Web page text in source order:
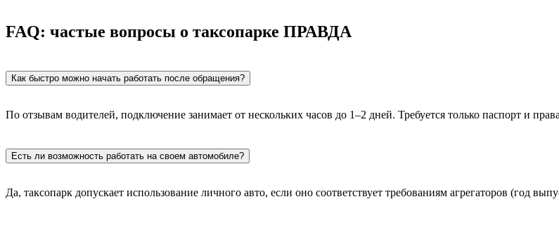
FAQ: частые вопросы о таксопарке ПРАВДА
Как быстро можно начать работать после обращения?
По отзывам водителей, подключение занимает от нескольких часов до 1–2 дней. Требуется только паспорт и
Есть ли возможность работать на своем автомобиле?
Да, таксопарк допускает использование личного авто, если оно соответствует требованиям агрегаторов (год